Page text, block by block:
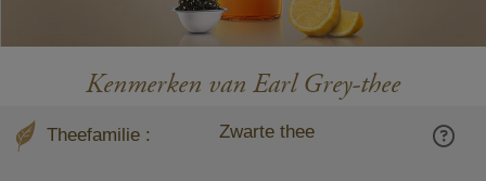
Kenmerken van Earl Grey-thee
Theefamilie : Zwarte thee